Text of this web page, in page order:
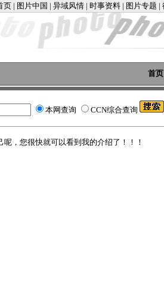
页 | 图片中国 | 异域风情 | 时事资料 | 图片专题 |
首页
本网查询 CCN综合查询
，您很快就可以看到我的介绍了！！！